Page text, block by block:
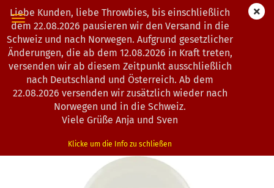
Liebe Kunden, liebe Throwbies, bis einschließlich
dem 22.08.2026 pausieren wir den Versand in die
Schweiz und nach Norwegen. Aufgrund gesetzlicher
Änderungen, die ab dem 12.08.2026 in Kraft treten,
versenden wir ab diesem Zeitpunkt ausschließlich
nach Deutschland und Österreich. Ab dem
22.08.2026 versenden wir zusätzlich wieder nach
Norwegen und in die Schweiz.
Viele Grüße Anja und Sven
Klicke um die Info zu schließen
« zurück weiter »
Letzter »
Artikel in dieser Kategorie
Kastaplast | Mini Reko | K1-Glow-Line
1302582 )